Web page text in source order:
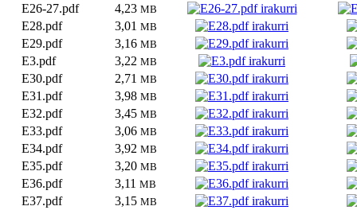
E26-27.pdf 4,23 MB
E28.pdf 3,01 MB
E29.pdf 3,16 MB
E3.pdf 3,22 MB
E30.pdf 2,71 MB
E31.pdf 3,98 MB
E32.pdf 3,45 MB
E33.pdf 3,06 MB
E34.pdf 3,92 MB
E35.pdf 3,20 MB
E36.pdf 3,11 MB
E37.pdf 3,15 MB